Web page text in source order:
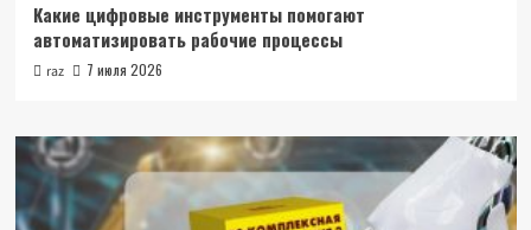
Какие цифровые инструменты помогают
автоматизировать рабочие процессы
raz 7 июля 2026